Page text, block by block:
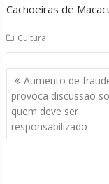
Cachoeiras de
Cultura
Navegação
de
Post
Aumento de
provoca discussão
quem deve ser
responsabilizado